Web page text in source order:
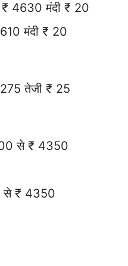
4630 मंदी ₹ 20
मंदी ₹ 20
तेजी ₹ 25
से ₹ 4350
से ₹ 4350